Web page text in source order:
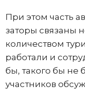
При этом часть
заторы связаны
количеством
работали и
бы, такого бы не
участников